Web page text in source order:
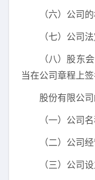
（六）公司
（七）公司
（八）股东
当在公司章程上签
股份有限公
（一）公司
（二）公司
（三）公司